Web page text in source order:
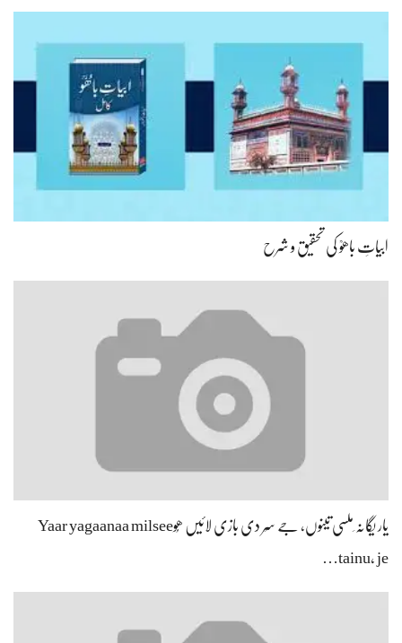
ابیاتِ باھوؒ کی تحقیق و شرح
یار یگانہ ِملسی تینوں، جے سِر دی بازی لائیں ھُوYaar yagaanaa milsee
tainu, je…